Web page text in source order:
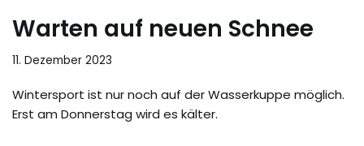
Warten auf neuen Schnee
11. Dezember 2023
Wintersport ist nur noch auf der Wasserkuppe möglich.
Erst am Donnerstag wird es kälter.